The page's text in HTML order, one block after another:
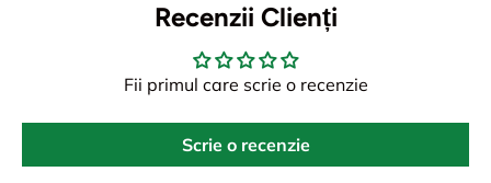
Recenzii Clienți
Fii primul care scrie o recenzie
Scrie o recenzie